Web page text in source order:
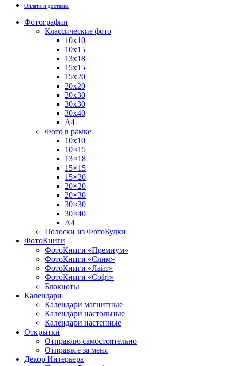
Оплата и доставка
Фотографии
Классические фото
10х10
10х15
13х18
15х15
15х20
20х20
20х30
30х30
30х40
А4
Фото в рамке
10х10
10×15
13×18
15×15
15×20
20×20
20×30
30×30
30×40
A4
Полоски из ФотоБудки
ФотоКниги
ФотоКниги «Премиум»
ФотоКниги «Слим»
ФотоКниги «Лайт»
ФотоКниги «Софт»
Блокноты
Календари
Календари магнитные
Календари настольные
Календари настенные
Открытки
Отправлю самостоятельно
Отправьте за меня
Декор Интерьера